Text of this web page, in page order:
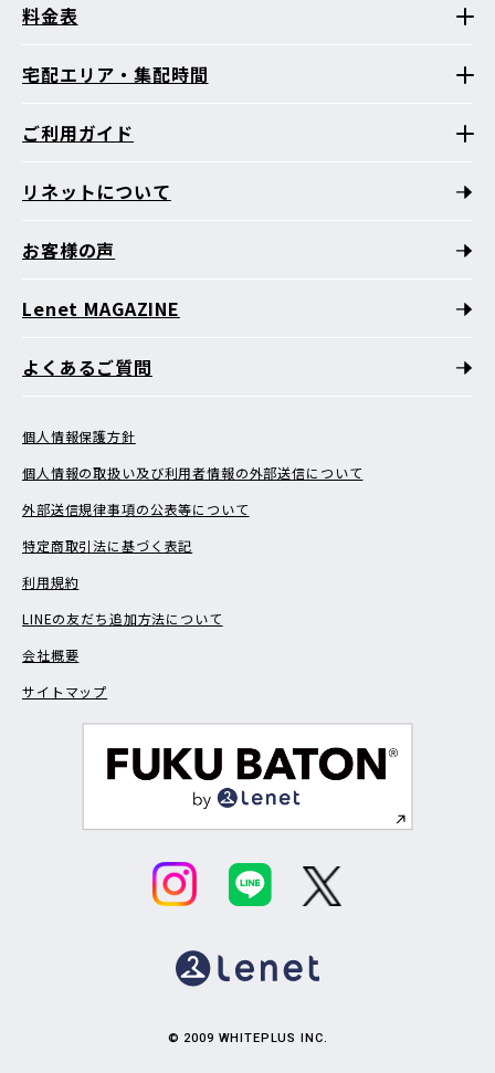
料金表
宅配エリア・集配時間
ご利用ガイド
リネットについて
お客様の声
Lenet MAGAZINE
よくあるご質問
個人情報保護方針
個人情報の取扱い及び利用者情報の外部送信について
外部送信規律事項の公表等について
特定商取引法に基づく表記
利用規約
LINEの友だち追加方法について
会社概要
サイトマップ
© 2009 WHITEPLUS INC.